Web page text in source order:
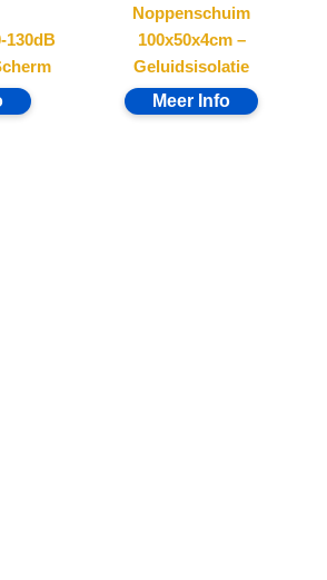
130dB
Noppenschuim
100x50x4cm –
Geluidsisolatie